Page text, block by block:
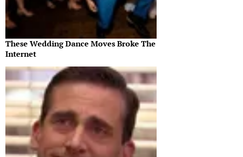
These Wedding Dance Moves Broke The
Internet